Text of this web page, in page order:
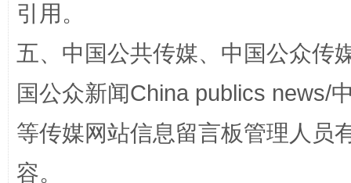
引用。
五、中国公共传媒、中国公众传
国公众新闻China publics news/
等传媒网站信息留言板管理人员
容。